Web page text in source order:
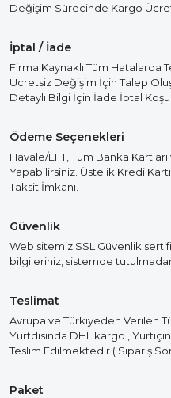
Değişim Sürecinde Kargo
İptal / İade
Firma Kaynaklı Tüm Hatalarda
Ücretsiz Değişim İçin Talep
Detaylı Bilgi İçin İade İptal
Ödeme Seçenekleri
Havale/EFT, Tüm Banka
Yapabilirsiniz. Üstelik Kredi
Taksit İmkanı.
Güvenlik
Web sitemiz SSL Güvenlik
bilgileriniz, sistemde
Teslimat
Avrupa ve Türkiyeden Verilen
Yurtdısında DHL kargo ,
Teslim Edilmektedir ( Sipariş
Paket